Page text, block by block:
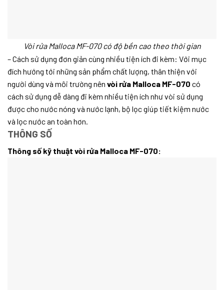
Vòi rửa Malloca MF-070 có độ bền cao theo thời gian
– Cách sử dụng đơn giản cùng nhiều tiện ích đi kèm: Với mục
đích hướng tới những sản phẩm chất lượng, thân thiện với
người dùng và môi trường nên vòi rửa Malloca MF-070 có
cách sử dụng dễ dàng đi kèm nhiều tiện ích như vòi sử dụng
được cho nước nóng và nước lạnh, bộ lọc giúp tiết kiệm nước
và lọc nước an toàn hơn.
THÔNG SỐ
Thông số kỹ thuật vòi rửa Malloca MF-070: